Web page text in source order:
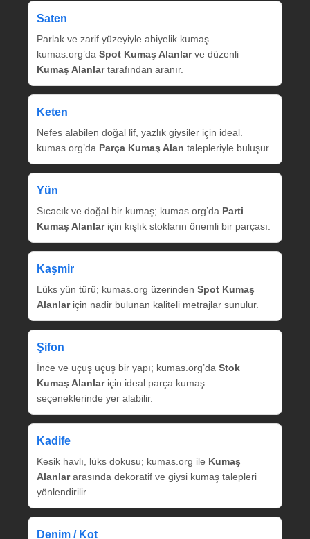
Saten
Parlak ve zarif yüzeyiyle abiyelik kumaş.
kumas.org’da Spot Kumaş Alanlarve düzenli
Kumaş Alanlartarafından aranır.
Keten
Nefes alabilen doğal lif, yazlık giysiler için ideal.
kumas.org’da Parça Kumaş Alan talepleriyle buluşur.
Yün
Sıcacık ve doğal bir kumaş; kumas.org’da Parti
Kumaş Alanlariçin kışlık stokların önemli bir parçası.
Kaşmir
Lüks yün türü; kumas.org üzerinden Spot Kumaş
Alanlariçin nadir bulunan kaliteli metrajlar sunulur.
Şifon
İnce ve uçuş uçuş bir yapı; kumas.org’da Stok
Kumaş Alanlariçin ideal parça kumaş
seçeneklerinde yer alabilir.
Kadife
Kesik havlı, lüks dokusu; kumas.org ile Kumaş
Alanlararasında dekoratif ve giysi kumaş talepleri
yönlendirilir.
Denim / Kot